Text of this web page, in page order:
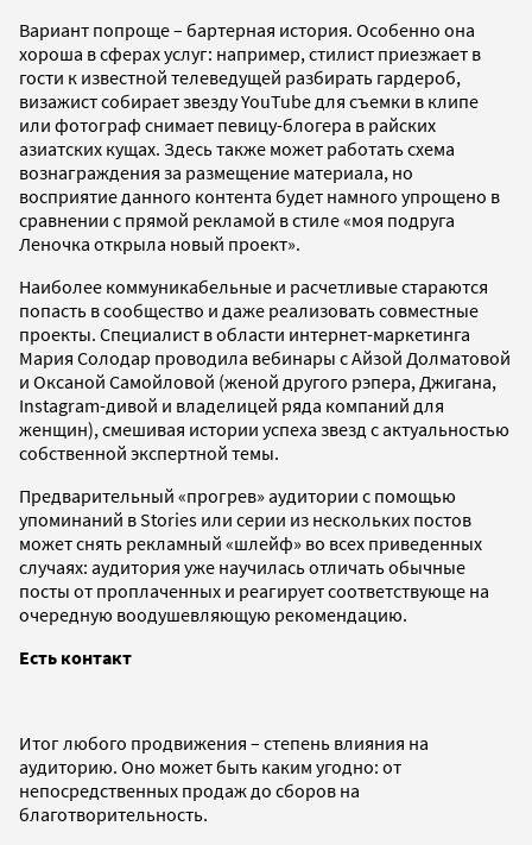
Вариант попроще – бартерная история. Особенно она
хороша в сферах услуг: например, стилист приезжает в
гости к известной телеведущей разбирать гардероб,
визажист собирает звезду YouTube для съемки в клипе
или фотограф снимает певицу-блогера в райских
азиатских кущах. Здесь также может работать схема
вознаграждения за размещение материала, но
восприятие данного контента будет намного упрощено в
сравнении с прямой рекламой в стиле «моя подруга
Леночка открыла новый проект».
Наиболее коммуникабельные и расчетливые стараются
попасть в сообщество и даже реализовать совместные
проекты. Специалист в области интернет-маркетинга
Мария Солодар проводила вебинары с Айзой Долматовой
и Оксаной Самойловой (женой другого рэпера, Джигана,
Instagram-дивой и владелицей ряда компаний для
женщин), смешивая истории успеха звезд с актуальностью
собственной экспертной темы.
Предварительный «прогрев» аудитории с помощью
упоминаний в Stories или серии из нескольких постов
может снять рекламный «шлейф» во всех приведенных
случаях: аудитория уже научилась отличать обычные
посты от проплаченных и реагирует соответствующе на
очередную воодушевляющую рекомендацию.
Есть контакт
Итог любого продвижения – степень влияния на
аудиторию. Оно может быть каким угодно: от
непосредственных продаж до сборов на
благотворительность.